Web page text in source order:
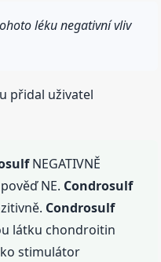
léku negativní vliv
přidal uživatel
NEGATIVNĚ
NE. Condrosulf
Condrosulf
látku chondroitin
stimulátor